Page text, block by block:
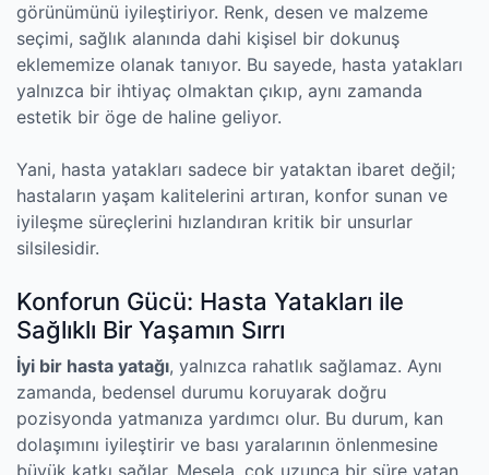
görünümünü iyileştiriyor. Renk, desen ve malzeme
seçimi, sağlık alanında dahi kişisel bir dokunuş
eklememize olanak tanıyor. Bu sayede, hasta yatakları
yalnızca bir ihtiyaç olmaktan çıkıp, aynı zamanda
estetik bir öge de haline geliyor.
Yani, hasta yatakları sadece bir yataktan ibaret değil;
hastaların yaşam kalitelerini artıran, konfor sunan ve
iyileşme süreçlerini hızlandıran kritik bir unsurlar
silsilesidir.
Konforun Gücü: Hasta Yatakları ile
Sağlıklı Bir Yaşamın Sırrı
İyi bir hasta yatağı, yalnızca rahatlık sağlamaz. Aynı
zamanda, bedensel durumu koruyarak doğru
pozisyonda yatmanıza yardımcı olur. Bu durum, kan
dolaşımını iyileştirir ve bası yaralarının önlenmesine
büyük katkı sağlar. Mesela, çok uzunca bir süre yatan